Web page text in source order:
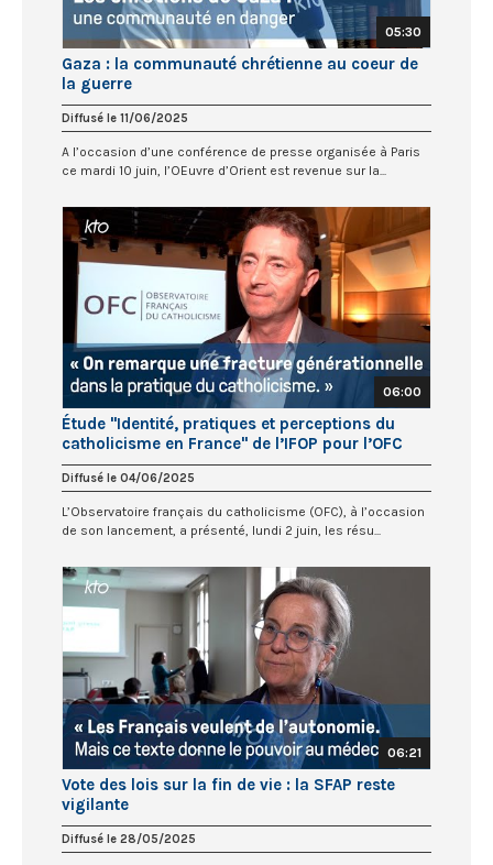
05:30
Gaza : la communauté chrétienne au coeur de
la guerre
Diffusé le 11/06/2025
A l’occasion d’une conférence de presse organisée à Paris
ce mardi 10 juin, l’OEuvre d’Orient est revenue sur la...
06:00
Étude "Identité, pratiques et perceptions du
catholicisme en France" de l’IFOP pour l’OFC
Diffusé le 04/06/2025
L’Observatoire français du catholicisme (OFC), à l’occasion
de son lancement, a présenté, lundi 2 juin, les résu...
06:21
Vote des lois sur la fin de vie : la SFAP reste
vigilante
Diffusé le 28/05/2025